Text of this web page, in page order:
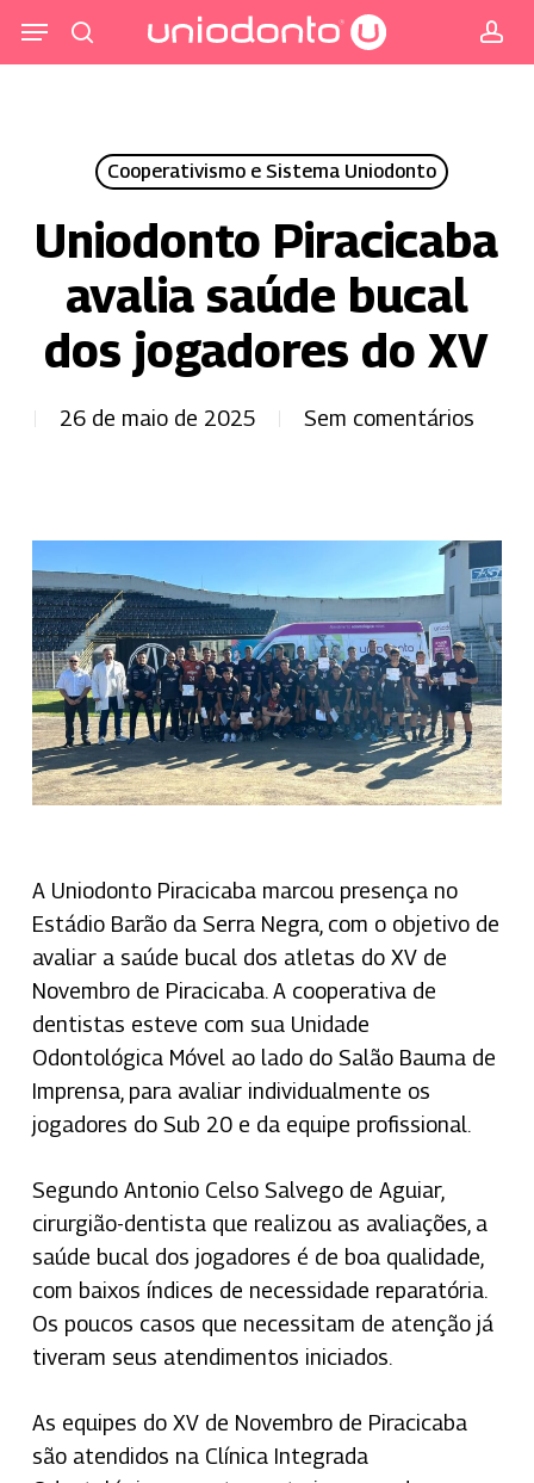
para
Menu
Cooperativismo e Sistema Uniodonto
Uniodonto Piracicaba
avalia saúde bucal
dos jogadores do XV
26 de maio de 2025 Sem comentários
A Uniodonto Piracicaba marcou presença no
Estádio Barão da Serra Negra, com o objetivo de
avaliar a saúde bucal dos atletas do XV de
Novembro de Piracicaba. A cooperativa de
dentistas esteve com sua Unidade
Odontológica Móvel ao lado do Salão Bauma de
Imprensa, para avaliar individualmente os
jogadores do Sub 20 e da equipe profissional.
Segundo Antonio Celso Salvego de Aguiar,
cirurgião-dentista que realizou as avaliações, a
saúde bucal dos jogadores é de boa qualidade,
com baixos índices de necessidade reparatória.
Os poucos casos que necessitam de atenção já
tiveram seus atendimentos iniciados.
As equipes do XV de Novembro de Piracicaba
são atendidos na Clínica Integrada